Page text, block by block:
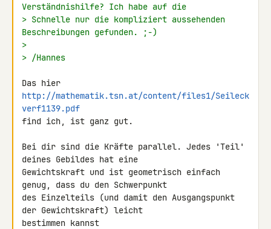
Verständnishilfe? Ich habe auf die
> Schnelle nur die kompliziert aussehenden
Beschreibungen gefunden. ;-)
>
> /Hannes
http://mathematik.tsn.at/content/files1/Seileck
verf1139.pdf
find ich, ist ganz gut.
Bei dir sind die Kräfte parallel. Jedes 'Teil'
deines Gebildes hat eine
Gewichtskraft und ist geometrisch einfach
genug, dass du den Schwerpunkt
des Einzelteils (und damit den Ausgangspunkt
der Gewichtskraft) leicht
bestimmen kannst